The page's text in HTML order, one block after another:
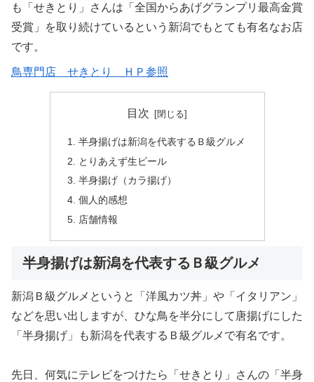
も「せきとり」さんは「全国からあげグランプリ最高金賞
受賞」を取り続けているという新潟でもとても有名なお店
です。
鳥専門店 せきとり ＨＰ参照
目次
半身揚げは新潟を代表するＢ級グルメ
とりあえず生ビール
半身揚げ（カラ揚げ）
個人的感想
店舗情報
半身揚げは新潟を代表するＢ級グルメ
新潟Ｂ級グルメというと「洋風カツ丼」や「イタリアン」
などを思い出しますが、ひな鳥を半分にして唐揚げにした
「半身揚げ」も新潟を代表するＢ級グルメで有名です。
先日、何気にテレビをつけたら「せきとり」さんの「半身